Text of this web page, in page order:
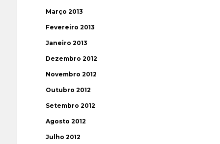
Março 2013
Fevereiro 2013
Janeiro 2013
Dezembro 2012
Novembro 2012
Outubro 2012
Setembro 2012
Agosto 2012
Julho 2012